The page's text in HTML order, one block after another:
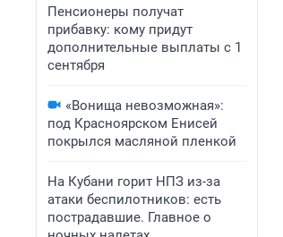
Пенсионеры получат
прибавку: кому придут
дополнительные выплаты с 1
сентября
«Вонища невозможная»:
под Красноярском Енисей
покрылся масляной пленкой
На Кубани горит НПЗ из-за
атаки беспилотников: есть
пострадавшие. Главное о